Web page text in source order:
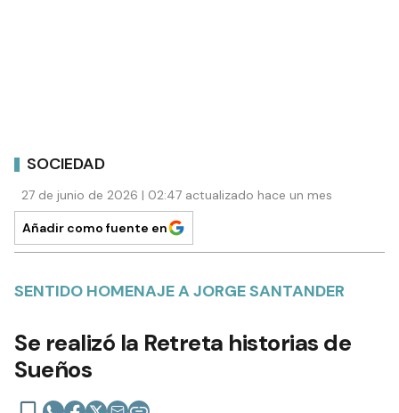
SOCIEDAD
27 de junio de 2026 | 02:47 actualizado hace un mes
Añadir como fuente en
SENTIDO HOMENAJE A JORGE SANTANDER
Se realizó la Retreta historias de
Sueños